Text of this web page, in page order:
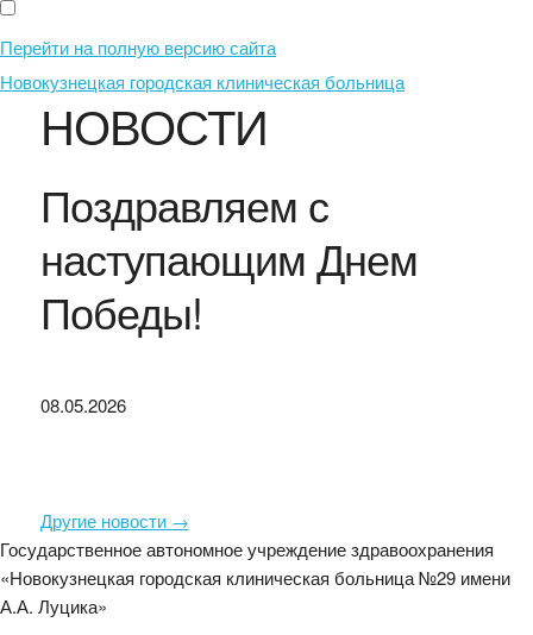
Перейти на полную версию сайта
Новокузнецкая городская клиническая больница
НОВОСТИ
Поздравляем с
наступающим Днем
Победы!
08.05.2026
Другие новости →
Государственное автономное учреждение здравоохранения
«Новокузнецкая городская клиническая больница №29 имени
А.А. Луцика»